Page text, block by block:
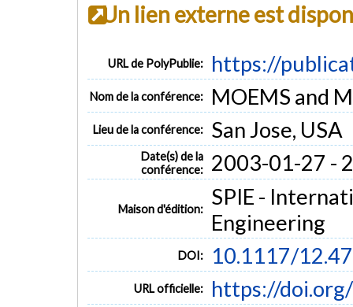
Un lien externe est
URL de PolyPublie: https://
Nom de la conférence: MOEMS and
Lieu de la conférence: San Jose, USA
Date(s) de la
conférence:
2003-01-27 -
Maison d'édition:
SPIE -
Engineering
DOI: 10.1117/
URL officielle: https://